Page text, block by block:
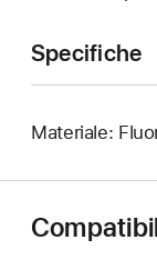
Specifiche
Materiale: